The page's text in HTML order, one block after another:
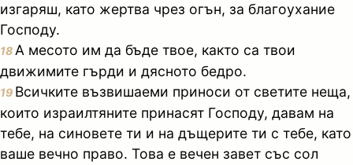
изгаряш, като жертва чрез огън, за благоухание
Господу.
18 А месото им да бъде твое, както са твои
движимите гърди и дясното бедро.
19 Всичките възвишаеми приноси от светите неща,
които израилтяните принасят Господу, давам на
тебе, на синовете ти и на дъщерите ти с тебе, като
ваше вечно право. Това е вечен завет със сол